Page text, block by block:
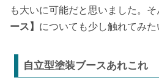
も大いに可能だと思いました。そ
ース】 についても少し触れてみた
自立型塗装ブースあれこれ